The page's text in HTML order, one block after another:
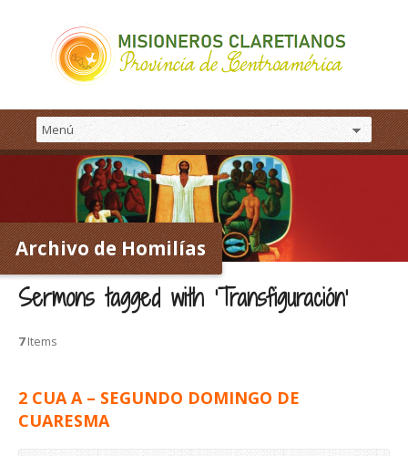
Archivo de Homilías
Sermons tagged with ‘Transfiguración’
7Items
2 CUA A – SEGUNDO DOMINGO DE
CUARESMA